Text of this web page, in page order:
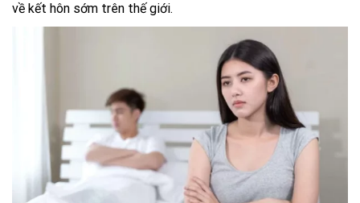
về kết hôn sớm trên thế giới.